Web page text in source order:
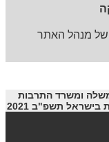
של מנהל האתר
ומשרד התרבות
תשפ"ב 2021